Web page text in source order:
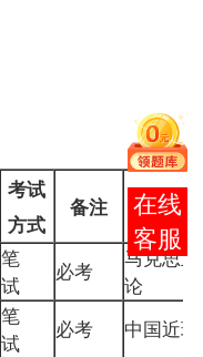
考试
方式
备注
笔
试
必考
马克思
论
笔
试
必考 中国近
报考
咨询